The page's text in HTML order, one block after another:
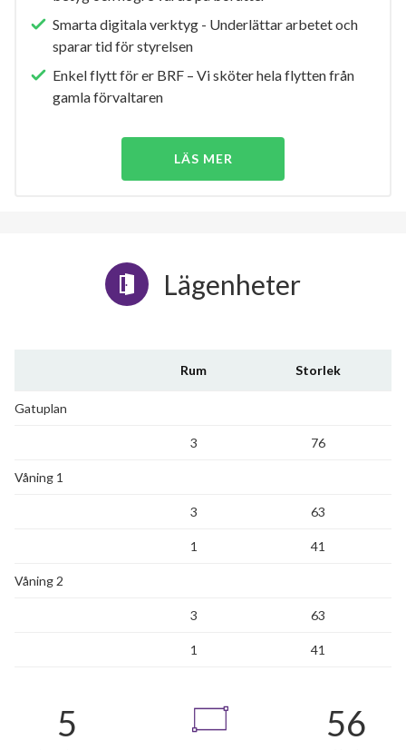
Smarta digitala verktyg - Underlättar arbetet och
sparar tid för styrelsen
Enkel flytt för er BRF – Vi sköter hela flytten från
gamla förvaltaren
LÄS MER
Lägenheter
Rum Storlek
Gatuplan
3 76
Våning 1
3 63
1 41
Våning 2
3 63
1 41